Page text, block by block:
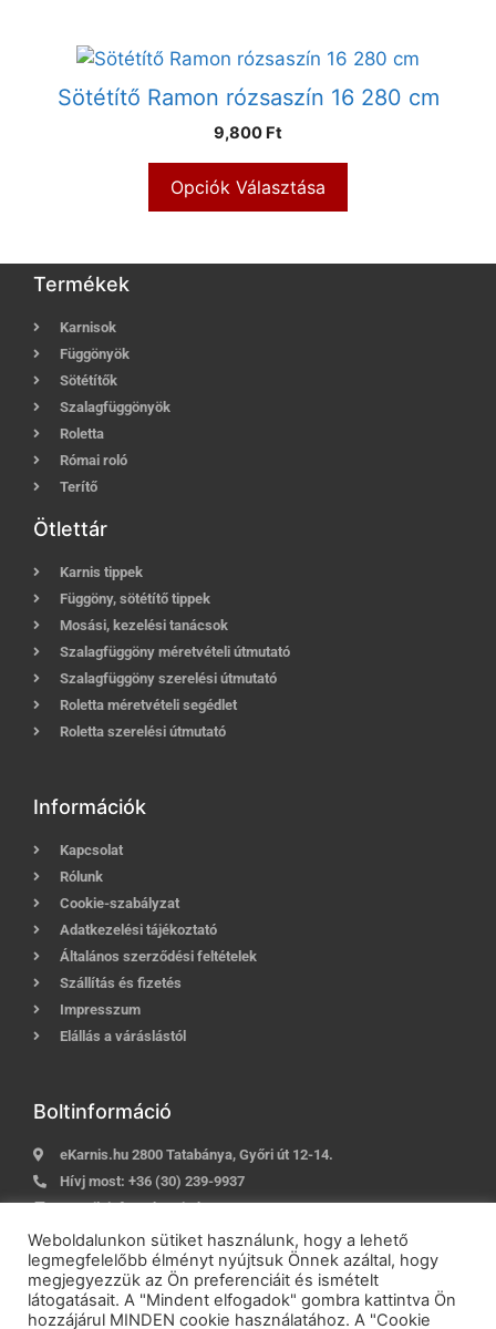
Sötétítő Ramon rózsaszín 16 280 cm
9,800 Ft
Opciók Választása
Termékek
Karnisok
Függönyök
Sötétítők
Szalagfüggönyök
Roletta
Római roló
Terítő
Ötlettár
Karnis tippek
Függöny, sötétítő tippek
Mosási, kezelési tanácsok
Szalagfüggöny méretvételi útmutató
Szalagfüggöny szerelési útmutató
Roletta méretvételi segédlet
Roletta szerelési útmutató
Információk
Kapcsolat
Rólunk
Cookie-szabályzat
Adatkezelési tájékoztató
Általános szerződési feltételek
Szállítás és fizetés
Impresszum
Elállás a váráslástól
Boltinformáció
eKarnis.hu 2800 Tatabánya, Győri út 12-14.
Hívj most: +36 (30) 239-9937
E-mail:info@ekarnis.hu
2021 © eKarnis.hu| Karnis és Függöny Webáruház | Minden
jog fenntartva!
Weboldalunkon sütiket használunk, hogy a lehető
legmegfelelőbb élményt nyújtsuk Önnek azáltal, hogy
megjegyezzük az Ön preferenciáit és ismételt
látogatásait. A "Mindent elfogadok" gombra kattintva Ön
hozzájárul MINDEN cookie használatához. A "Cookie